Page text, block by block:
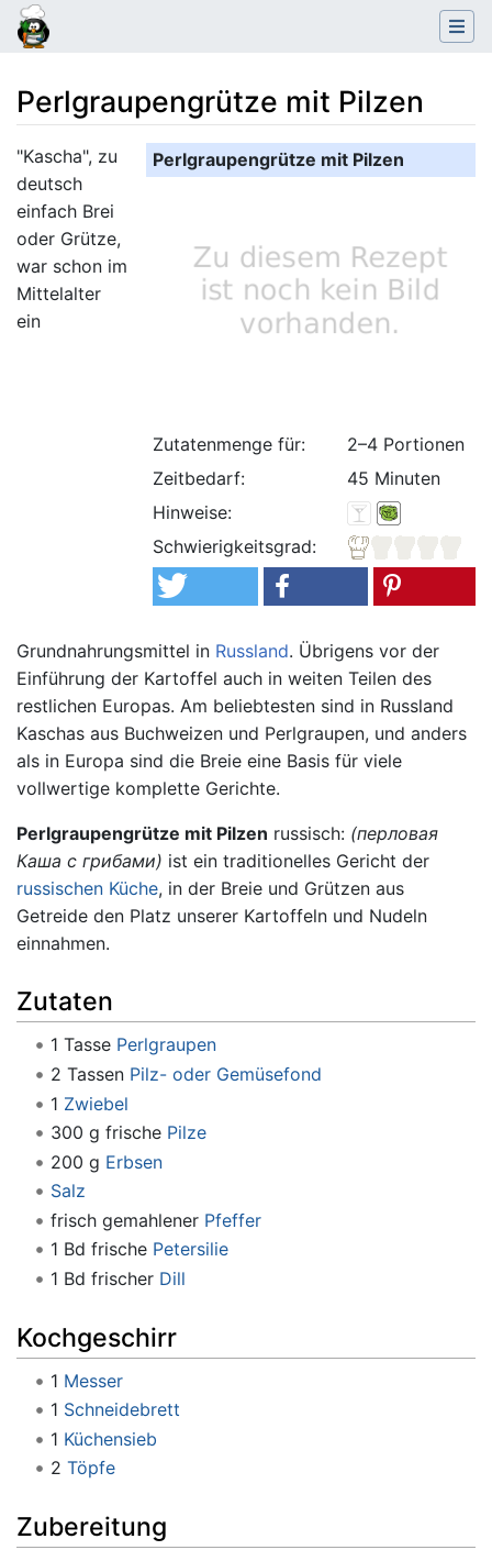
Perlgraupengrütze mit Pilzen
Wechseln zu: Navigation,Suche
Perlgraupengrütze mit Pilzen
Zutatenmenge für:
2–4 Portionen
Zeitbedarf:
45 Minuten
Hinweise:
Schwierigkeitsgrad:
"Kascha", zu
deutsch
einfach Brei
oder Grütze,
war schon im
Mittelalter
ein
Grundnahrungsmittel in Russland. Übrigens vor der
Einführung der Kartoffel auch in weiten Teilen des
restlichen Europas. Am beliebtesten sind in Russland
Kaschas aus Buchweizen und Perlgraupen, und anders
als in Europa sind die Breie eine Basis für viele
vollwertige komplette Gerichte.
Perlgraupengrütze mit Pilzen russisch: (перловая
Каша с грибами) ist ein traditionelles Gericht der
russischen Küche, in der Breie und Grützen aus
Getreide den Platz unserer Kartoffeln und Nudeln
einnahmen.
Zutaten
1 Tasse Perlgraupen
2 Tassen Pilz- oder Gemüsefond
1 Zwiebel
300 g frische Pilze
200 g Erbsen
Salz
frisch gemahlener Pfeffer
1 Bd frische Petersilie
1 Bd frischer Dill
Kochgeschirr
1 Messer
1 Schneidebrett
1 Küchensieb
2 Töpfe
Zubereitung